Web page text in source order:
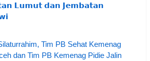
𝗟𝘂𝗺𝘂𝘁 𝗱𝗮𝗻 𝗝𝗲𝗺𝗯𝗮𝘁𝗮𝗻
Tim PB Sehat Kemenag
dan Tim PB Kemenag Pidie Jalin